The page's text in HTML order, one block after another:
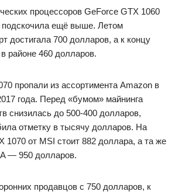
процессоров GeForce GTX 1060
подскочила ещё выше. Летом
достигала 700 долларов, а к концу
районе 460 долларов.
пропали из ассортимента Amazon в
года. Перед «бумом» майнинга
снизилась до 500-400 долларов,
отметку в тысячу долларов. На
1070 от MSI стоит 882 доллара, а та же
— 950 долларов.
продавцов с 750 долларов, к